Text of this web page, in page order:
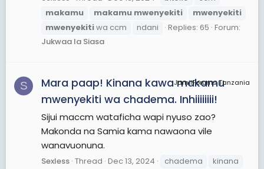
makamu
makamu mwenyekiti
mwenyekiti
mwenyekitiwa ccm ndani Replies: 65 Forum:
Jukwaa la Siasa
S JamiiForums Tanzania
Mara paap! Kinana kawa makamu
mwenyekiti wa chadema. Inhiiiiiiii!
Sijui maccm wataficha wapi nyuso zao?
Makonda na Samia kama nawaona vile
wanavuonuna.
Sexless Thread Dec 13, 2024 chadema
kinana